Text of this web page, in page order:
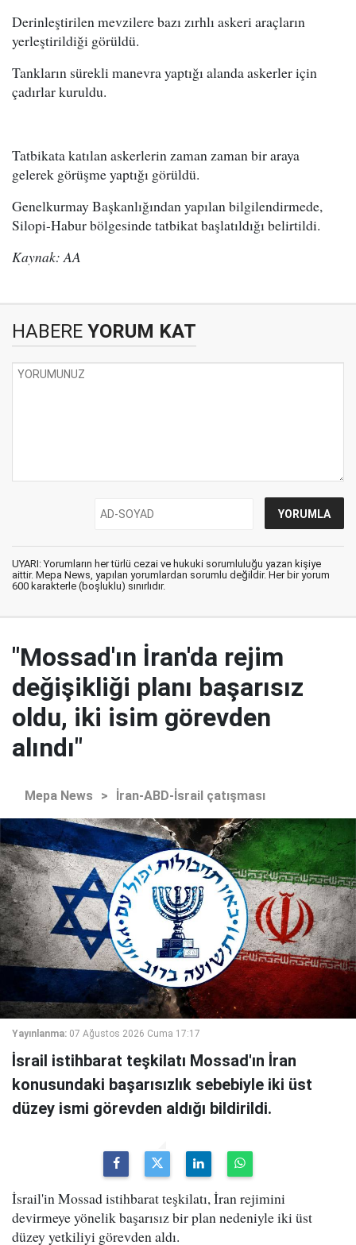
Derinleştirilen mevzilere bazı zırhlı askeri araçların
yerleştirildiği görüldü.
Tankların sürekli manevra yaptığı alanda askerler için
çadırlar kuruldu.
Tatbikata katılan askerlerin zaman zaman bir araya
gelerek görüşme yaptığı görüldü.
Genelkurmay Başkanlığından yapılan bilgilendirmede,
Silopi-Habur bölgesinde tatbikat başlatıldığı belirtildi.
Kaynak: AA
HABERE YORUM KAT
UYARI: Yorumların her türlü cezai ve hukuki sorumluluğu yazan kişiye
aittir. Mepa News, yapılan yorumlardan sorumlu değildir. Her bir yorum
600 karakterle (boşluklu) sınırlıdır.
"Mossad'ın İran'da rejim
değişikliği planı başarısız
oldu, iki isim görevden
alındı"
Mepa News > İran-ABD-İsrail çatışması
Yayınlanma: 07 Ağustos 2026 Cuma 17:17
İsrail istihbarat teşkilatı Mossad'ın İran
konusundaki başarısızlık sebebiyle iki üst
düzey ismi görevden aldığı bildirildi.
İsrail'in Mossad istihbarat teşkilatı, İran rejimini
devirmeye yönelik başarısız bir plan nedeniyle iki üst
düzey yetkiliyi görevden aldı.